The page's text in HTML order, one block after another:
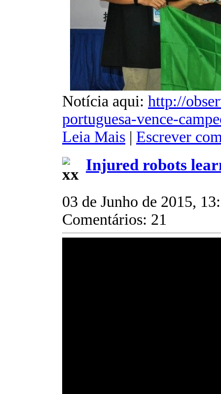
Notícia aqui: http://
portuguesa-vence-
Leia Mais | Escrever
Injured robots
03 de Junho de 2015,
Comentários: 21